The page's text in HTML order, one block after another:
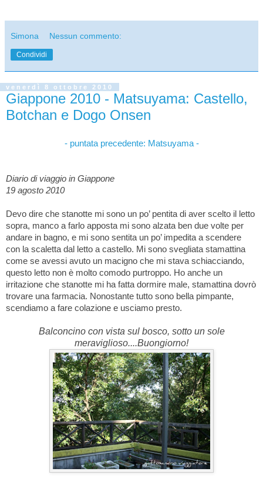
Simona Nessun commento:
Condividi
venerdì 8 ottobre 2010
Giappone 2010 - Matsuyama: Castello,
Botchan e Dogo Onsen
- puntata precedente: Matsuyama -
Diario di viaggio in Giappone
19 agosto 2010
Devo dire che stanotte mi sono un po’ pentita di aver scelto il letto
sopra, manco a farlo apposta mi sono alzata ben due volte per
andare in bagno, e mi sono sentita un po’ impedita a scendere
con la scaletta dal letto a castello. Mi sono svegliata stamattina
come se avessi avuto un macigno che mi stava schiacciando,
questo letto non è molto comodo purtroppo. Ho anche un
irritazione che stanotte mi ha fatta dormire male, stamattina dovrò
trovare una farmacia. Nonostante tutto sono bella pimpante,
scendiamo a fare colazione e usciamo presto.
Balconcino con vista sul bosco, sotto un sole
meraviglioso....Buongiorno!